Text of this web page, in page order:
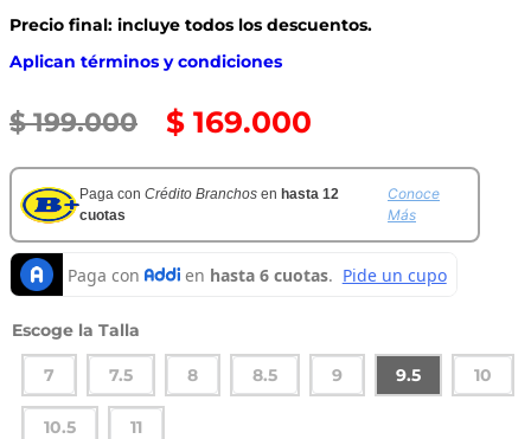
Precio final: incluye todos los descuentos.
Aplican términos y condiciones
$ 199.000 $ 169.000
Paga con Crédito Branchos en hasta 12
cuotas
Conoce
Más
Talla
7 7.5 8 8.5 9 9.5 10
10.5 11